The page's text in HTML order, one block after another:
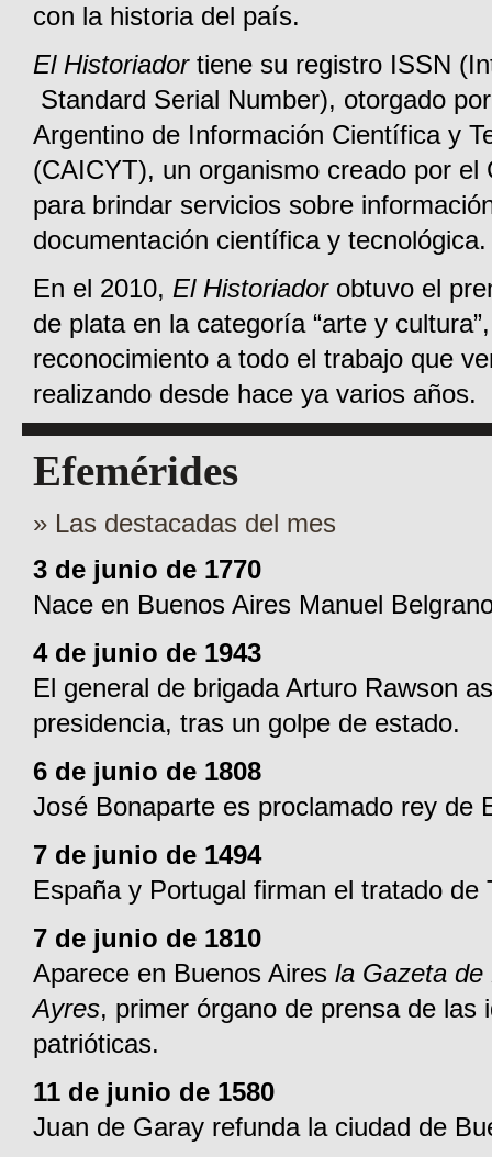
con la historia del país.
El Historiador tiene su registro ISSN
Standard Serial Number), otorgado
Argentino de Información Científica y
(CAICYT), un organismo creado por el
para brindar servicios sobre
documentación científica y tecnológica.
En el 2010, El Historiadorobtuvo el
de plata en la categoría “arte y
reconocimiento a todo el trabajo que
realizando desde hace ya varios años.
Efemérides
» Las destacadas del mes
3 de junio de 1770
Nace en Buenos Aires Manuel
4 de junio de 1943
El general de brigada Arturo Rawson
presidencia, tras un golpe de estado.
6 de junio de 1808
José Bonaparte es proclamado rey de
7 de junio de 1494
España y Portugal firman el tratado de
7 de junio de 1810
Aparece en Buenos Aires la Gazeta de
Ayres, primer órgano de prensa de las
patrióticas.
11 de junio de 1580
Juan de Garay refunda la ciudad de